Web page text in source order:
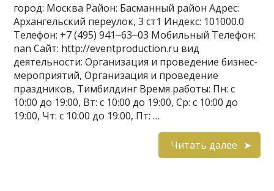
город: Москва Район: Басманный район Адрес:
Архангельский переулок, 3 ст1 Индекс: 101000.0
Телефон: +7 (495) 941‒63‒03 Мобильный Телефон:
nan Сайт: http://eventproduction.ru вид
деятельности: Организация и проведение бизнес-
мероприятий, Организация и проведение
праздников, Тимбилдинг Время работы: Пн: с
10:00 до 19:00, Вт: с 10:00 до 19:00, Ср: с 10:00 до
19:00, Чт: с 10:00 до 19:00, Пт: …
Читать далее